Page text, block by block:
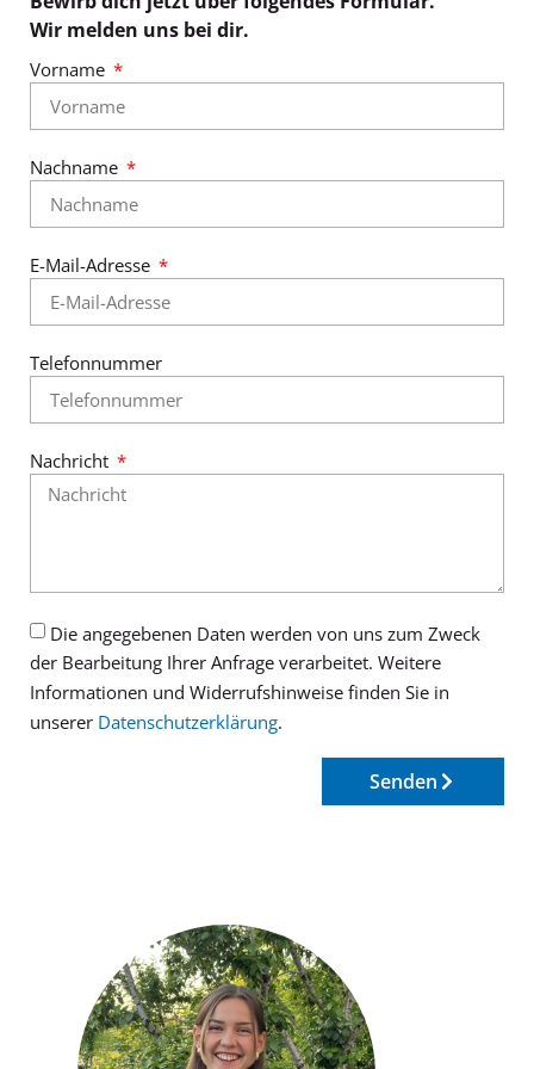
Wir melden uns bei dir.
Vorname
Nachname
E-Mail-Adresse
Telefonnummer
Nachricht
Die angegebenen Daten werden von uns zum Zweck
der Bearbeitung Ihrer Anfrage verarbeitet. Weitere
Informationen und Widerrufshinweise finden Sie in
unserer Datenschutzerklärung.
Senden